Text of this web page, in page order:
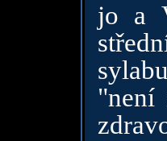
jo a
"není